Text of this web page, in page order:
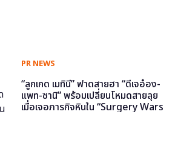
PR NEWS
“ลูกเกด เมทินี” ฟาดสายฮา “ดีเจอ๋อง-
แพท-ซานิ” พร้อมเปลี่ยนโหมดสายลุย
เมื่อเจอภารกิจหินใน “Surgery Wars